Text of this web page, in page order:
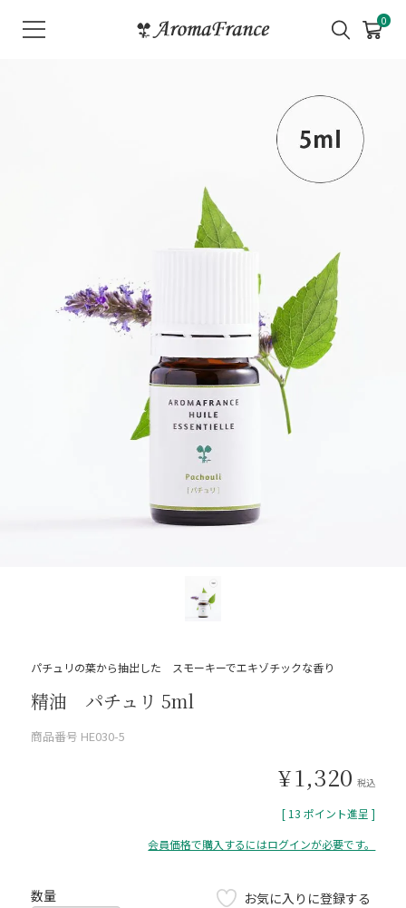
メ
ニ
0
パチュリの葉から抽出した スモーキーでエキゾチックな香り
精油 パチュリ 5ml
商品番号 HE030-5
¥1,320 税込
[ 13 ポイント進呈 ]
会員価格で購入するにはログインが必要です。
お気に入りに登録する